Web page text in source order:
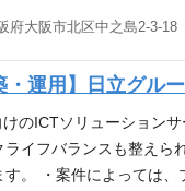
■チームのマネジメン
ーダーとして担当領域
ェクトのリーダー経験
界向けに、IT化構想支
府大阪市北区中之島2-3-18
・運用】日立グル
のICTソリューション
イフバランスも整え
。 ・案件によっては